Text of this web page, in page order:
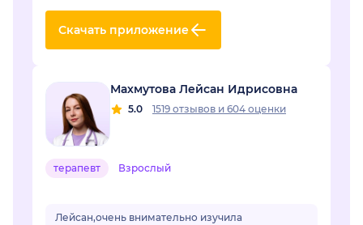
Скачать приложение
Махмутова Лейсан Идрисовна
5.0 1519 отзывов и 604 оценки
терапевт Взрослый
Лейсан,очень внимательно изучила